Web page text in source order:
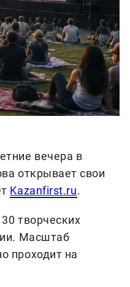
вечера в
открывает свои
Kazanfirst.ru.
творческих
Масштаб
проходит на